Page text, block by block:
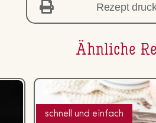
Rezept
Ähnliche
schnell und einfach